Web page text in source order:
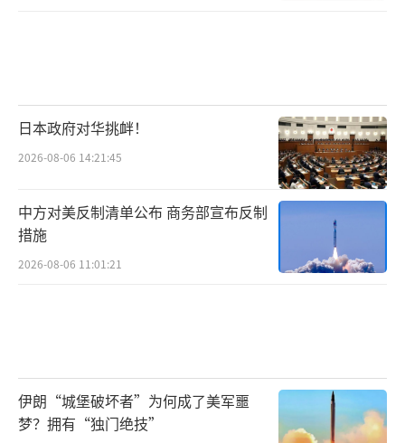
日本政府对华挑衅！
2026-08-06 14:21:45
中方对美反制清单公布 商务部宣布反制
措施
2026-08-06 11:01:21
伊朗“城堡破坏者”为何成了美军噩
梦？拥有“独门绝技”